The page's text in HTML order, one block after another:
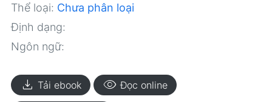
Thể loại: Chưa phân loại
Định dạng:
Ngôn ngữ:
download Tải ebook visibility Đọc online